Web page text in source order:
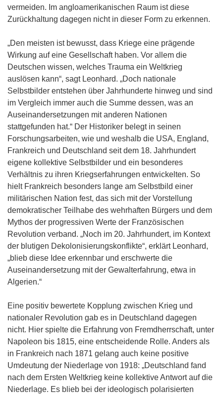
vermeiden. Im angloamerikanischen Raum ist diese
Zurückhaltung dagegen nicht in dieser Form zu erkennen.
„Den meisten ist bewusst, dass Kriege eine prägende
Wirkung auf eine Gesellschaft haben. Vor allem die
Deutschen wissen, welches Trauma ein Weltkrieg
auslösen kann“, sagt Leonhard. „Doch nationale
Selbstbilder entstehen über Jahrhunderte hinweg und sind
im Vergleich immer auch die Summe dessen, was an
Auseinandersetzungen mit anderen Nationen
stattgefunden hat.“ Der Historiker belegt in seinen
Forschungsarbeiten, wie und weshalb die USA, England,
Frankreich und Deutschland seit dem 18. Jahrhundert
eigene kollektive Selbstbilder und ein besonderes
Verhältnis zu ihren Kriegserfahrungen entwickelten. So
hielt Frankreich besonders lange am Selbstbild einer
militärischen Nation fest, das sich mit der Vorstellung
demokratischer Teilhabe des wehrhaften Bürgers und dem
Mythos der progressiven Werte der Französischen
Revolution verband. „Noch im 20. Jahrhundert, im Kontext
der blutigen Dekolonisierungskonflikte“, erklärt Leonhard,
„blieb diese Idee erkennbar und erschwerte die
Auseinandersetzung mit der Gewalterfahrung, etwa in
Algerien.“
Eine positiv bewertete Kopplung zwischen Krieg und
nationaler Revolution gab es in Deutschland dagegen
nicht. Hier spielte die Erfahrung von Fremdherrschaft, unter
Napoleon bis 1815, eine entscheidende Rolle. Anders als
in Frankreich nach 1871 gelang auch keine positive
Umdeutung der Niederlage von 1918: „Deutschland fand
nach dem Ersten Weltkrieg keine kollektive Antwort auf die
Niederlage. Es blieb bei der ideologisch polarisierten